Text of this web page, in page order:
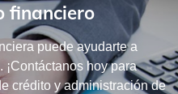
financiero
puede ayudarte a
hoy para
crédito y administración de